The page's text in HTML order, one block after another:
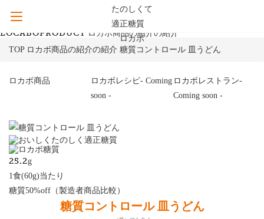
LOCABOPRODUCT ロカボ商品の紹介の紹介
TOP ロカボ商品の紹介の紹介 糖質コントロール 皿うどん
ロカボ商品 ロカボレシピ- Coming
soon -
ロカボレストラン-
Coming soon -
25.2g
1食(60g)当たり
糖質50%off（製造者商品比較）
糖質コントロール 皿うどん